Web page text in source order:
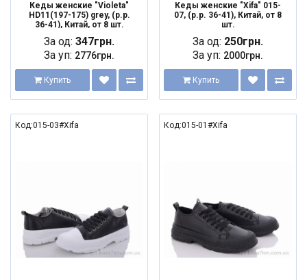
Кеды женские "Violeta"
HD11(197-175) grey, (р.р.
36-41), Китай, от 8 шт.
За од: 347грн.
За уп: 2776грн.
Купить
Кеды женские "Xifa" 015-
07, (р.р. 36-41), Китай, от 8
шт.
За од: 250грн.
За уп: 2000грн.
Купить
Код:015-03#Xifa Код:015-01#Xifa